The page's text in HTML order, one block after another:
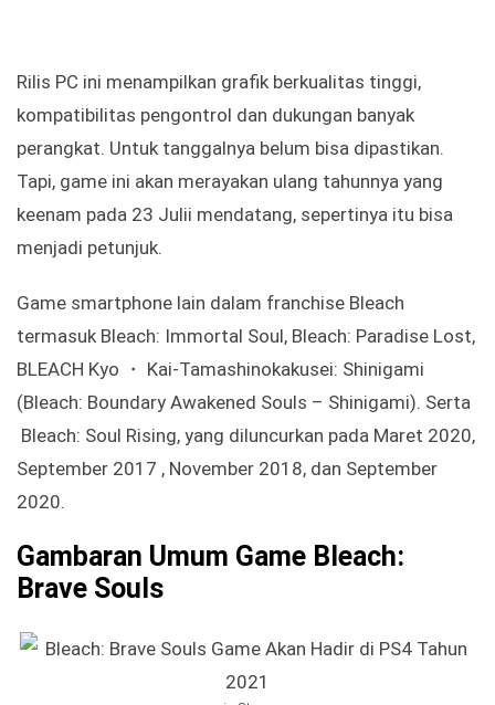
Rilis PC ini menampilkan grafik berkualitas tinggi,
kompatibilitas pengontrol dan dukungan banyak
perangkat. Untuk tanggalnya belum bisa dipastikan.
Tapi, game ini akan merayakan ulang tahunnya yang
keenam pada 23 Julii mendatang, sepertinya itu bisa
menjadi petunjuk.
Game smartphone lain dalam franchise Bleach
termasuk Bleach: Immortal Soul, Bleach: Paradise Lost,
BLEACH Kyo ・ Kai-Tamashinokakusei: Shinigami
(Bleach: Boundary Awakened Souls – Shinigami). Serta
Bleach: Soul Rising, yang diluncurkan pada Maret 2020,
September 2017 , November 2018, dan September
2020.
Gambaran Umum Game Bleach:
Brave Souls